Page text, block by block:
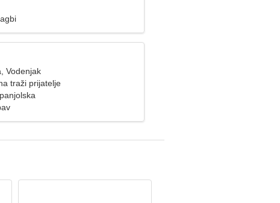
Vodenjak
traži prijatelje